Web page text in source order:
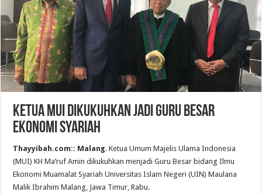
Ketua MUI Dikukuhkan Jadi Guru Besar
Ekonomi Syariah
Thayyibah.com:: Malang. Ketua Umum Majelis Ulama Indonesia
(MUI) KH Ma’ruf Amin dikukuhkan menjadi Guru Besar bidang Ilmu
Ekonomi Muamalat Syariah Universitas Islam Negeri (UIN) Maulana
Malik Ibrahim Malang, Jawa Timur, Rabu.